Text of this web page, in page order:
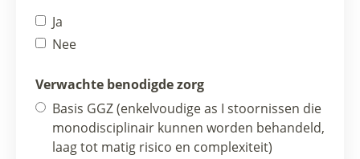
Ja
Nee
Verwachte benodigde zorg
Basis GGZ (enkelvoudige as I stoornissen die
monodisciplinair kunnen worden behandeld,
laag tot matig risico en complexiteit)